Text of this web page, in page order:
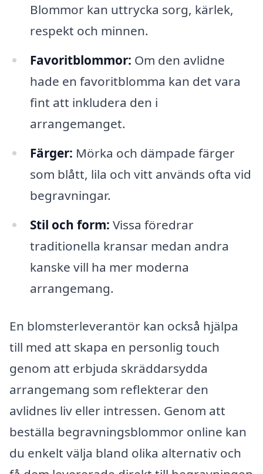
Blommor kan uttrycka sorg, kärlek,
respekt och minnen.
Favoritblommor: Om den avlidne
hade en favoritblomma kan det vara
fint att inkludera den i
arrangemanget.
Färger: Mörka och dämpade färger
som blått, lila och vitt används ofta vid
begravningar.
Stil och form: Vissa föredrar
traditionella kransar medan andra
kanske vill ha mer moderna
arrangemang.
En blomsterleverantör kan också hjälpa
till med att skapa en personlig touch
genom att erbjuda skräddarsydda
arrangemang som reflekterar den
avlidnes liv eller intressen. Genom att
beställa begravningsblommor online kan
du enkelt välja bland olika alternativ och